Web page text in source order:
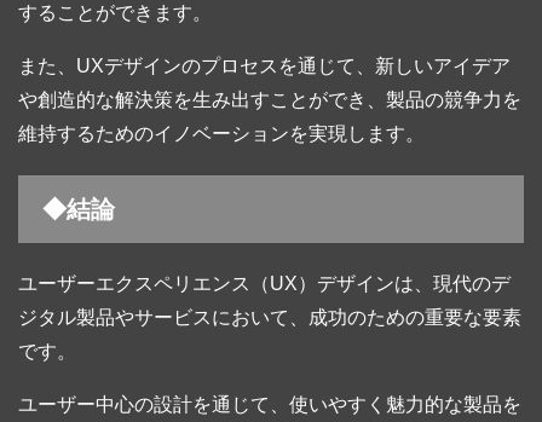
することができます。
また、UXデザインのプロセスを通じて、新しいアイデア
や創造的な解決策を生み出すことができ、製品の競争力を
維持するためのイノベーションを実現します。
◆結論
ユーザーエクスペリエンス（UX）デザインは、現代のデ
ジタル製品やサービスにおいて、成功のための重要な要素
です。
ユーザー中心の設計を通じて、使いやすく魅力的な製品を